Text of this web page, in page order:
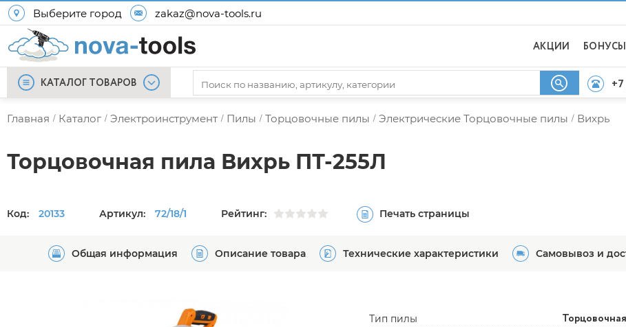
Выберите город zakaz@nova-tools.ru
АКЦИИ БОНУСЫ
КАТАЛОГ ТОВАРОВ
Главная / Каталог / Электроинструмент / Пилы / Торцовочные пилы / Электрические Торцовочные пилы / Вихрь
Торцовочная пила Вихрь ПТ-255Л
Код: 20133 Артикул: 72/18/1 Рейтинг: Печать страницы
Общая информация Описание товара Технические характеристики Самовывоз и
Тип пилы